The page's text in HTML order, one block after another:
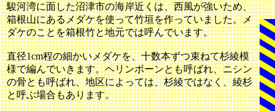
駿河湾に面した沼津市の海岸近くは、西風が強いため、
箱根山にあるメダケを使って竹垣を作っていました。メ
ダケのことを箱根竹と地元では呼んでいます。
直径1cm程の細かいメダケを、十数本ずつ束ねて杉綾模
様で編んでいきます。ヘリンボーンとも呼ばれ、ニシン
の骨とも呼ばれ、地区によっては、杉綾ではなく、綾杉
と呼ぶ場合もあります。